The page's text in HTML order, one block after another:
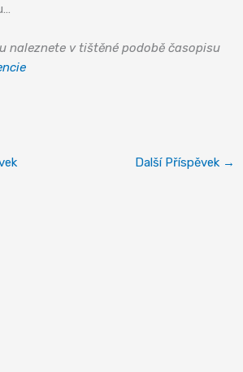
naleznete v tištěné podobě časopisu
Další Příspěvek →